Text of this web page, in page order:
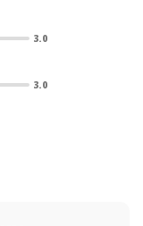
3.0
3.0